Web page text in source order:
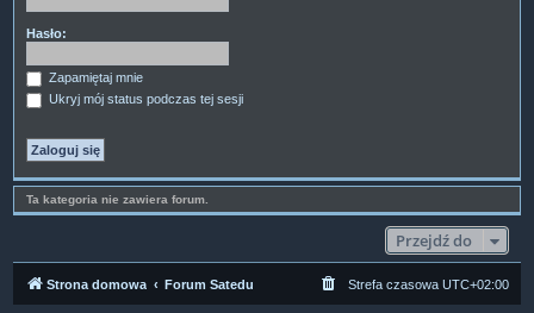
Hasło:
Zapamiętaj mnie
Ukryj mój status podczas tej sesji
Ta kategoria nie zawiera forum.
Przejdź do
Strona domowa Forum Satedu Strefa czasowa UTC+02:00